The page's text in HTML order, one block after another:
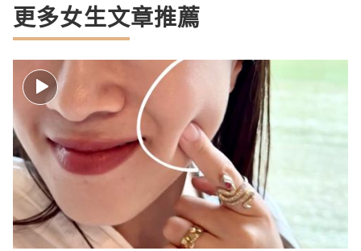
更多女生文章推薦